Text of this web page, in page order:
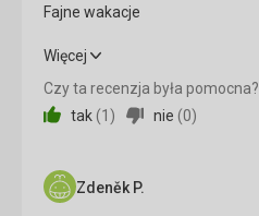
Fajne wakacje
Fajne wakacje
Wyżywienie
Okolica
Więcej
Czy ta recenzja była pomocna?
tak(1 ) nie (0)
Zdeněk P.